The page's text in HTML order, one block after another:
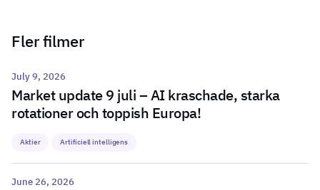
Fler filmer
July 9, 2026
Market update 9 juli – AI kraschade, starka
rotationer och toppish Europa!
Aktier Artificiell intelligens
June 26, 2026